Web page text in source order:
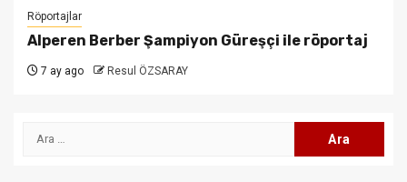
Röportajlar
Alperen Berber Şampiyon Güreşçi ile röportaj
7 ay ago Resul ÖZSARAY
Arama: